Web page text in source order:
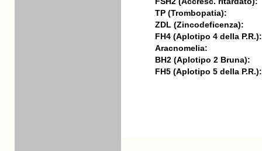
TP (Trombopatia):
ZDL (Zincodeficenza):
FH4 (Aplotipo 4 della P.R.):
Aracnomelia:
BH2 (Aplotipo 2 Bruna):
FH5 (Aplotipo 5 della P.R.):